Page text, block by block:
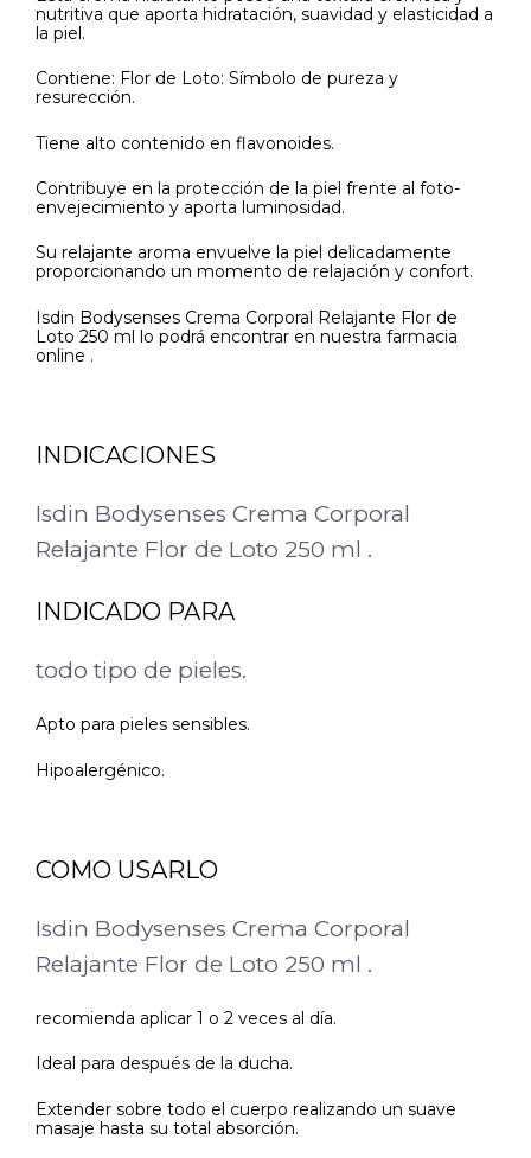
nutritiva que aporta hidratación, suavidad y elasticidad a
la piel.
Contiene: Flor de Loto: Símbolo de pureza y
resurección.
Tiene alto contenido en flavonoides.
Contribuye en la protección de la piel frente al foto-
envejecimiento y aporta luminosidad.
Su relajante aroma envuelve la piel delicadamente
proporcionando un momento de relajación y confort.
Isdin Bodysenses Crema Corporal Relajante Flor de
Loto 250 ml lo podrá encontrar en nuestra farmacia
online .
INDICACIONES
Isdin Bodysenses Crema Corporal
Relajante Flor de Loto 250 ml .
INDICADO PARA
todo tipo de pieles.
Apto para pieles sensibles.
Hipoalergénico.
COMO USARLO
Isdin Bodysenses Crema Corporal
Relajante Flor de Loto 250 ml .
recomienda aplicar 1 o 2 veces al día.
Ideal para después de la ducha.
Extender sobre todo el cuerpo realizando un suave
masaje hasta su total absorción.